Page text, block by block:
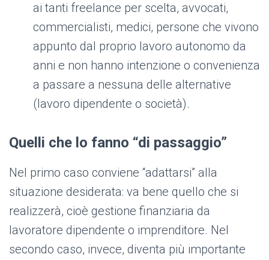
ai tanti freelance per scelta, avvocati,
commercialisti, medici, persone che vivono
appunto dal proprio lavoro autonomo da
anni e non hanno intenzione o convenienza
a passare a nessuna delle alternative
(lavoro dipendente o società).
Quelli che lo fanno “di passaggio”
Nel primo caso conviene “adattarsi” alla
situazione desiderata: va bene quello che si
realizzerà, cioè gestione finanziaria da
lavoratore dipendente o imprenditore. Nel
secondo caso, invece, diventa più importante